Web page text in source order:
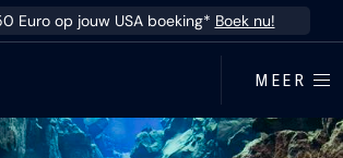
Euro op jouw USA boeking* Boek nu!
MEER